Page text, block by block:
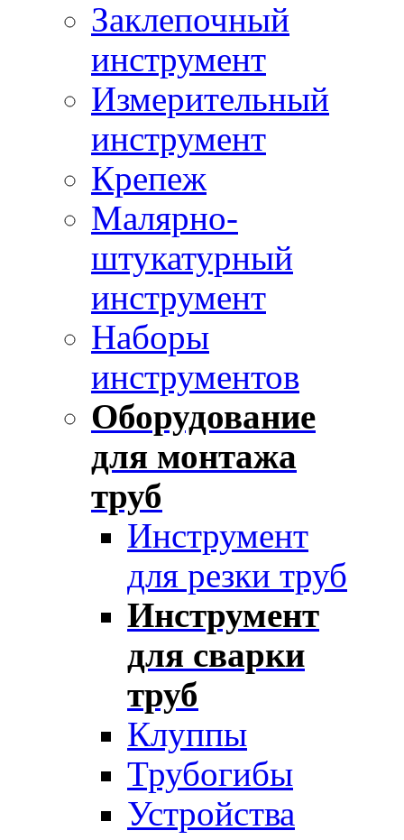
Заклепочный
инструмент
Измерительный
инструмент
Крепеж
Малярно-
штукатурный
инструмент
Наборы
инструментов
Оборудование
для монтажа
труб
Инструмент
для резки труб
Инструмент
для сварки
труб
Клуппы
Трубогибы
Устройства